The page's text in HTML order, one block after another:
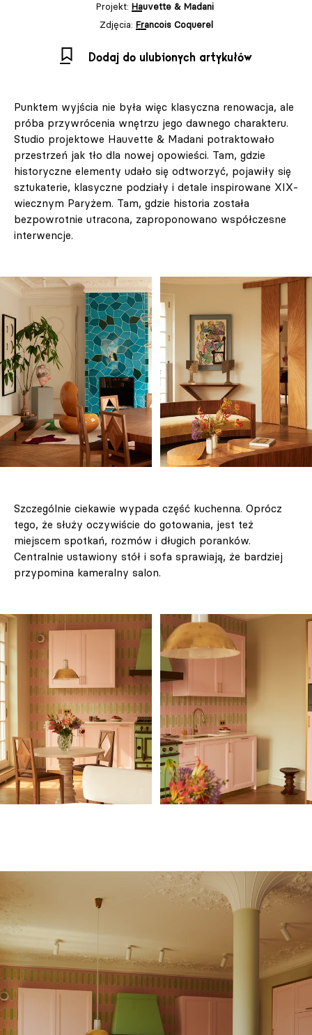
Projekt: Hauvette & Madani
Zdjęcia: Francois Coquerel
Dodaj do ulubionych artykułów
Punktem wyjścia nie była więc klasyczna renowacja, ale
próba przywrócenia wnętrzu jego dawnego charakteru.
Studio projektowe Hauvette & Madani potraktowało
przestrzeń jak tło dla nowej opowieści. Tam, gdzie
historyczne elementy udało się odtworzyć, pojawiły się
sztukaterie, klasyczne podziały i detale inspirowane XIX-
wiecznym Paryżem. Tam, gdzie historia została
bezpowrotnie utracona, zaproponowano współczesne
interwencje.
Szczególnie ciekawie wypada część kuchenna. Oprócz
tego, że służy oczywiście do gotowania, jest też
miejscem spotkań, rozmów i długich poranków.
Centralnie ustawiony stół i sofa sprawiają, że bardziej
przypomina kameralny salon.